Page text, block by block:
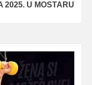
2025. U MOSTARU